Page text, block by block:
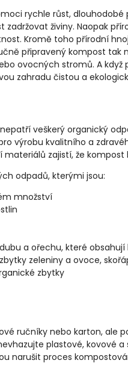
rychle růst,
živiny. Naopak
Kromě toho přírodní
připravený kompost tak
ovocných stromů. A
zahradu čistou a
veškerý organický
výrobu kvalitního a
zajistí, že
odpadů, kterými jsou:
množství
a ořechu, které
zeleniny a ovoce,
zbytky
ručníky nebo karton, ale
plastové, kovové
narušit proces